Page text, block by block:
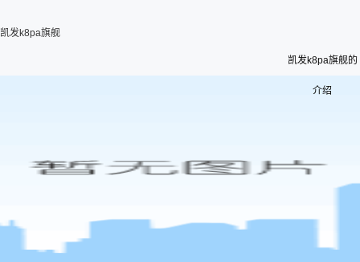
凯发k8pa旗舰
凯发k8pa旗舰的
介绍